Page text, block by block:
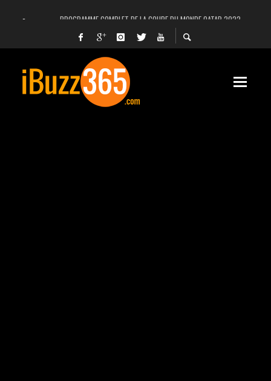
PROGRAMME COMPLET DE LA COUPE DU MONDE QATAR 2022
FACEBOOK, INSTAGRAM ET WHATSAPP HORS SERVICE! EST-CE UNE CYBER-
UNE VIDÉO 4K MONTRE LA PLANÈTE MARS EN ULTRA-HAUTE DÉFINITION
LANCEMENT DU PREMIER VOL HABITÉ DE SPACEX
DÉCÈS DE L’EX-PRÉSIDENT ZINE EL ABIDINE BEN ALI, SERA-T-IL ENTERRÉ EN